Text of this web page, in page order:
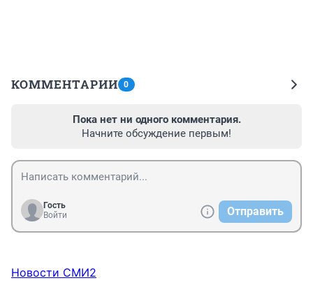
КОММЕНТАРИИ 0
Пока нет ни одного комментария.
Начните обсуждение первым!
Гость
Войти
Отправить
Новости СМИ2